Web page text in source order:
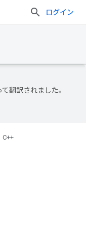
ログイン
て翻訳されました。
C++